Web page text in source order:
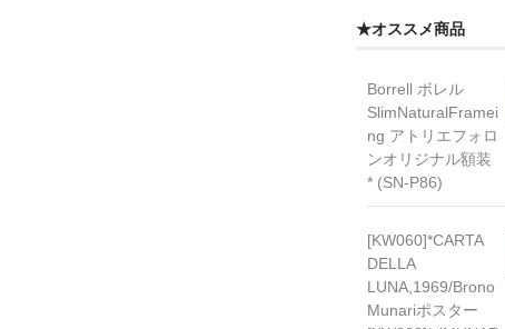
★オススメ商品
Borrell ボレル
SlimNaturalFramei
ng アトリエフォロ
ンオリジナル額装
* (SN-P86)
[KW060]*CARTA
DELLA
LUNA,1969/Brono
Munariポスター